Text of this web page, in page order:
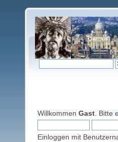
Willkommen Gast . Bitte
Einloggen mit